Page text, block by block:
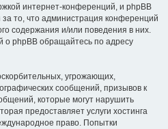
интернет-конференций, и phpBB
за то, что администрация конференций
содержания и/или поведения в них.
phpBB обращайтесь по адресу
угрожающих,
сообщений, призывов к
которые могут нарушить
предоставляет услуги хостинга
право. Попытки